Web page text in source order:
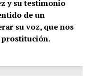
y su testimonio
de un
su voz, que nos
prostitución.